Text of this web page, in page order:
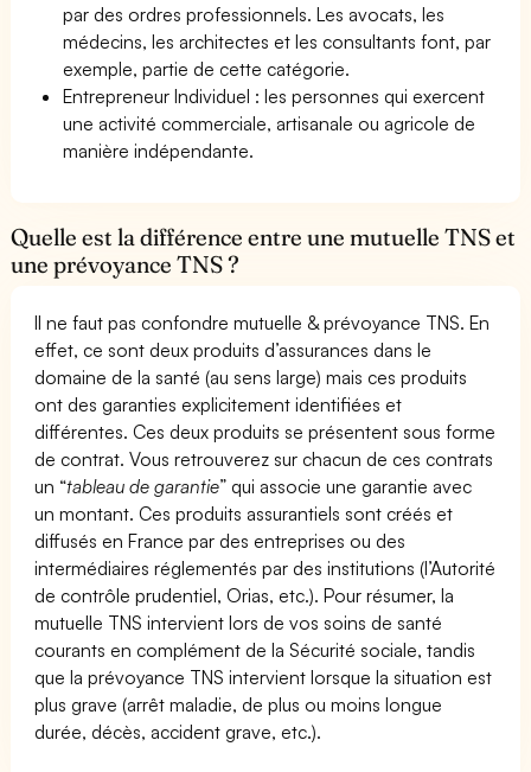
par des ordres professionnels. Les avocats, les
médecins, les architectes et les consultants font, par
exemple, partie de cette catégorie.
Entrepreneur Individuel : les personnes qui exercent
une activité commerciale, artisanale ou agricole de
manière indépendante.
Quelle est la différence entre une mutuelle TNS et
une prévoyance TNS ?
Il ne faut pas confondre mutuelle & prévoyance TNS. En
effet, ce sont deux produits d’assurances dans le
domaine de la santé (au sens large) mais ces produits
ont des garanties explicitement identifiées et
différentes. Ces deux produits se présentent sous forme
de contrat. Vous retrouverez sur chacun de ces contrats
un “tableau de garantie” qui associe une garantie avec
un montant. Ces produits assurantiels sont créés et
diffusés en France par des entreprises ou des
intermédiaires réglementés par des institutions (l’Autorité
de contrôle prudentiel, Orias, etc.). Pour résumer, la
mutuelle TNS intervient lors de vos soins de santé
courants en complément de la Sécurité sociale, tandis
que la prévoyance TNS intervient lorsque la situation est
plus grave (arrêt maladie, de plus ou moins longue
durée, décès, accident grave, etc.).